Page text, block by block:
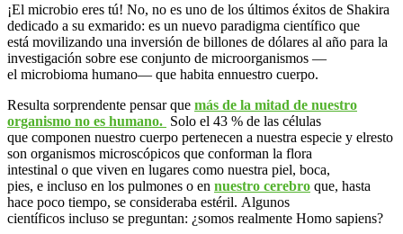
¡El microbio eres tú! No, no es uno de los últimos éxitos de Shakira
dedicado a su exmarido: es un nuevo paradigma científico que
está movilizando una inversión de billones de dólares al año para la
investigación sobre ese conjunto de microorganismos —
el microbioma humano— que habita ennuestro cuerpo.
Resulta sorprendente pensar que más de la mitad de nuestro
organismo no es humano. Solo el 43 % de las células
que componen nuestro cuerpo pertenecen a nuestra especie y elresto
son organismos microscópicos que conforman la flora
intestinal o que viven en lugares como nuestra piel, boca,
pies, e incluso en los pulmones o en nuestro cerebro que, hasta
hace poco tiempo, se consideraba estéril. Algunos
científicos incluso se preguntan: ¿somos realmente Homo sapiens?